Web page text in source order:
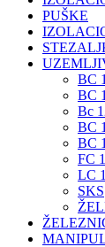
PUŠKE
BC
BC
Bc
BC
BC
FC
LC
SKS